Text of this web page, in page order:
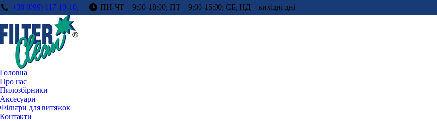
+38 (099) 117-10-10, ПН-ЧТ – 9:00-18:00; ПТ – 9:00-15:00; СБ, НД – вихідні дні
Головна
Про нас
Пилозбірники
Аксесуари
Фільтри для витяжок
Контакти